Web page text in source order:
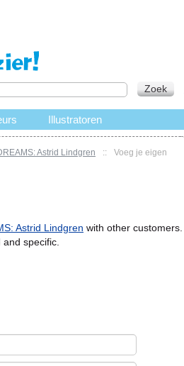
Astrid Lindgren ::
Voeg je eigen
Astrid Lindgren with other customers.
specific.
Zoek
Illustratoren